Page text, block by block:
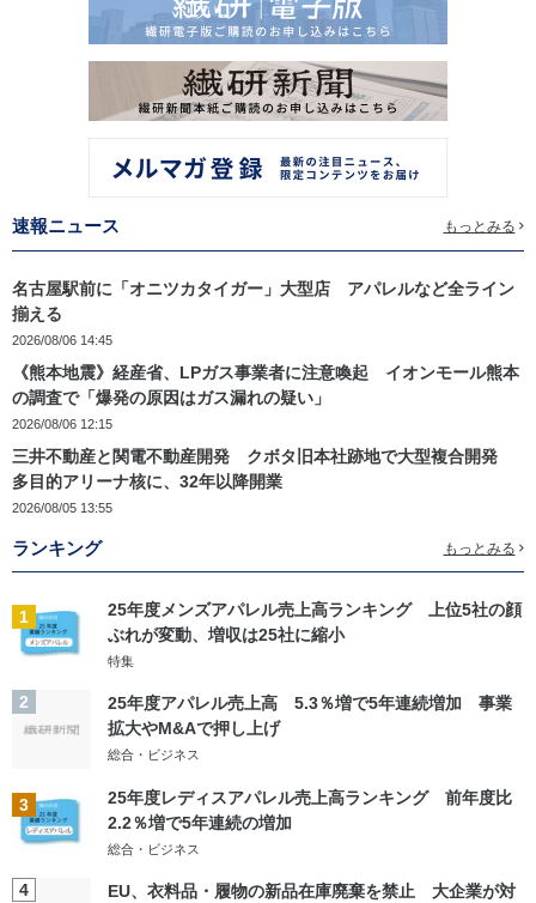
速報ニュース もっとみる
名古屋駅前に「オニツカタイガー」大型店 アパレルなど全ライン
揃える
2026/08/06 14:45
《熊本地震》経産省、LPガス事業者に注意喚起 イオンモール熊本
の調査で「爆発の原因はガス漏れの疑い」
2026/08/06 12:15
三井不動産と関電不動産開発 クボタ旧本社跡地で大型複合開発
多目的アリーナ核に、32年以降開業
2026/08/05 13:55
ランキング もっとみる
1
25年度メンズアパレル売上高ランキング 上位5社の顔
ぶれが変動、増収は25社に縮小
特集
2
25年度アパレル売上高 5.3％増で5年連続増加 事業
拡大やM&Aで押し上げ
総合・ビジネス
3
25年度レディスアパレル売上高ランキング 前年度比
2.2％増で5年連続の増加
総合・ビジネス
4
EU、衣料品・履物の新品在庫廃棄を禁止 大企業が対